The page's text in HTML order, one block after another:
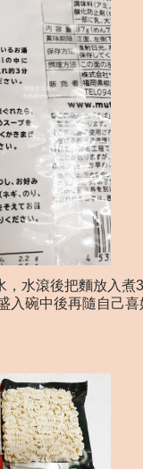
，水滾後把麵放入煮
入碗中後再隨自己